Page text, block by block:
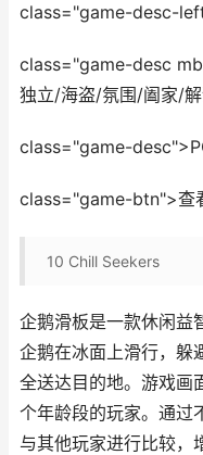
class="game-desc-
class="game-desc
独立/海盗/氛围/阖家/
class="game-
class="game-btn">查
10 Chill Seekers
企鹅滑板是一款休闲益
企鹅在冰面上滑行，躲
全送达目的地。游戏画
个年龄段的玩家。通过
与其他玩家进行比较，